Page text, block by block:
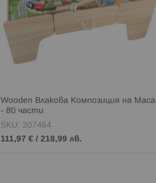
Wooden Влакова Композиция на Маса
- 80 части
SKU: 207464
111,97 € / 218,99 лв.